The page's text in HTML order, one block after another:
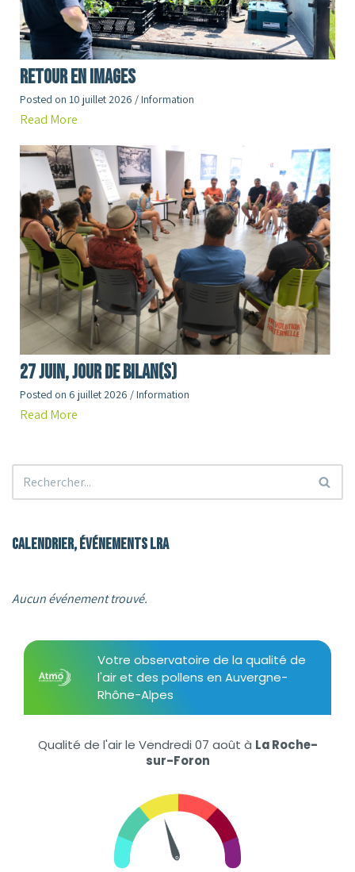
RETOUR en images
Posted on 10 juillet 2026 /Information
Read More
27 juin, jour de Bilan(s)
Posted on 6 juillet 2026 /Information
Read More
Calendrier, événements LRA
Aucun événement trouvé.